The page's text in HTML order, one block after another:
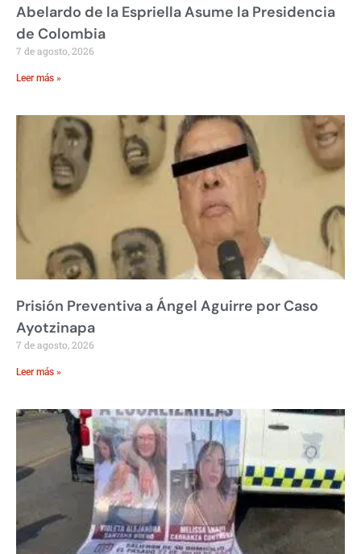
Abelardo de la Espriella Asume la Presidencia
de Colombia
7 de agosto, 2026
Leer más »
Prisión Preventiva a Ángel Aguirre por Caso
Ayotzinapa
7 de agosto, 2026
Leer más »